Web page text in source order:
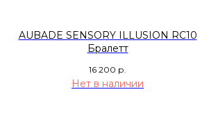
AUBADE SENSORY ILLUSION RC10
Бралетт
16 200 р.
Нет в наличии